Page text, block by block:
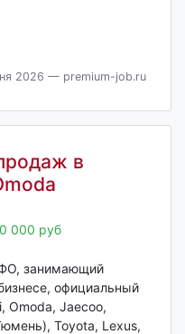
2026 — premium-job.ru
в
000 руб
занимающий
официальный
Omoda, Jaecoo,
Toyota, Lexus,